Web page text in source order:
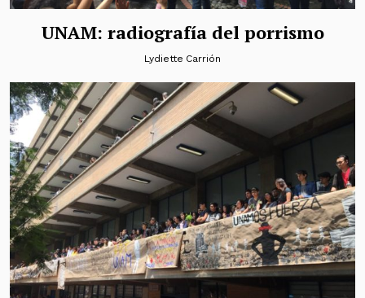
UNAM: radiografía del porrismo
Lydiette Carrión